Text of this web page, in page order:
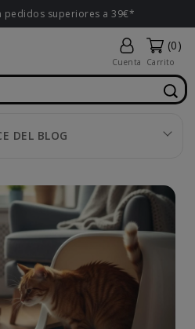
pedidos superiores a 39€*
Cuenta
(0)
Carrito
DEL BLOG